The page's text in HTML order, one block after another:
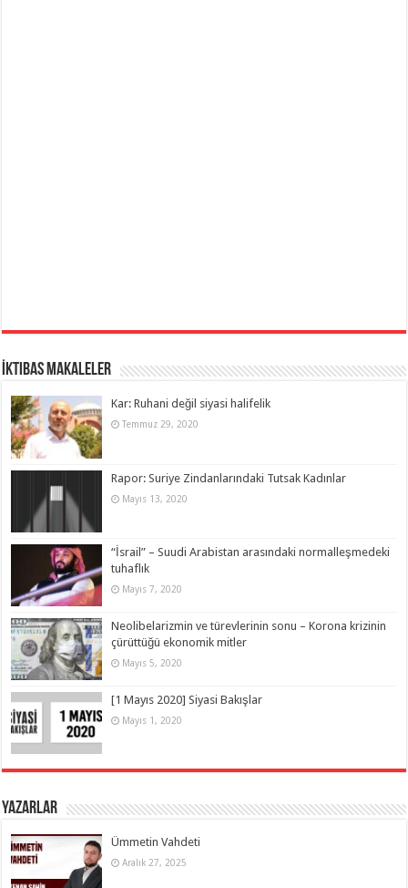
İktibas Makaleler
Kar: Ruhani değil siyasi halifelik
Temmuz 29, 2020
Rapor: Suriye Zindanlarındaki Tutsak Kadınlar
Mayıs 13, 2020
“İsrail” – Suudi Arabistan arasındaki normalleşmedeki
tuhaflık
Mayıs 7, 2020
Neolibelarizmin ve türevlerinin sonu – Korona krizinin
çürüttüğü ekonomik mitler
Mayıs 5, 2020
[1 Mayıs 2020] Siyasi Bakışlar
Mayıs 1, 2020
Yazarlar
Ümmetin Vahdeti
Aralık 27, 2025